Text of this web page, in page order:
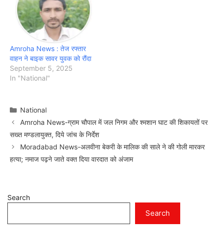
Amroha News : तेज रफ्तार
वाहन ने बाइक सावर युवक को रौंदा
September 5, 2025
In "National"
Categories
National
Amroha News-ग्राम चौपाल में जल निगम और श्मशान घाट की शिकायतों पर
सख्त मण्डलायुक्त, दिये जांच के निर्देश
Moradabad News-अलवीना बेकरी के मालिक की साले ने की गोली मारकर
हत्या; नमाज पढ़ने जाते वक्त दिया वारदात को अंजाम
Search
Search